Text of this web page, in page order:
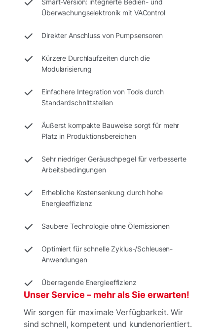
Smart-Version: integrierte Bedien- und
Überwachungselektronik mit VAControl
Direkter Anschluss von Pumpsensoren
Kürzere Durchlaufzeiten durch die
Modularisierung
Einfachere Integration von Tools durch
Standardschnittstellen
Äußerst kompakte Bauweise sorgt für mehr
Platz in Produktionsbereichen
Sehr niedriger Geräuschpegel für verbesserte
Arbeitsbedingungen
Erhebliche Kostensenkung durch hohe
Energieeffizienz
Saubere Technologie ohne Ölemissionen
Optimiert für schnelle Zyklus-/Schleusen-
Anwendungen
Überragende Energieeffizienz
Unser Service – mehr als Sie erwarten!
Wir sorgen für maximale Verfügbarkeit. Wir
sind schnell, kompetent und kundenorientiert.